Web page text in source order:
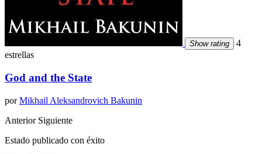
Show rating
4
estrellas
God and the State
porMikhail Aleksandrovich Bakunin
Anterior Siguiente
Estado publicado con éxito